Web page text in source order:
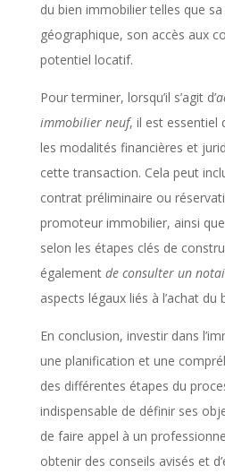
du bien immobilier telles que
géographique, son accès aux
potentiel locatif.
Pour terminer, lorsqu’il s’agit d’
immobilier neuf, il est essentiel
les modalités financières et
cette transaction. Cela peut
contrat préliminaire ou
promoteur immobilier, ainsi
selon les étapes clés de
également de consulter un
aspects légaux liés à l’achat
En conclusion, investir dans
une planification et une
des différentes étapes du
indispensable de définir ses
de faire appel à un
obtenir des conseils avisés et